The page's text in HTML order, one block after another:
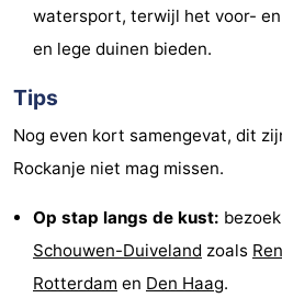
watersport, terwijl het voor-
en lege duinen bieden.
Tips
Nog even kort samengevat, dit
Rockanje niet mag missen.
Op stap langs de kust:
Schouwen-Duiveland zoals
Rotterdam en Den Haag.